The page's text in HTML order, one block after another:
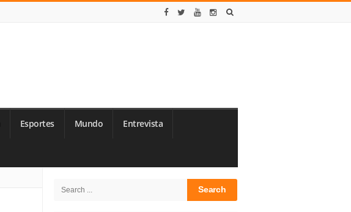
Esportes Mundo Entrevista
Sidebar
Search